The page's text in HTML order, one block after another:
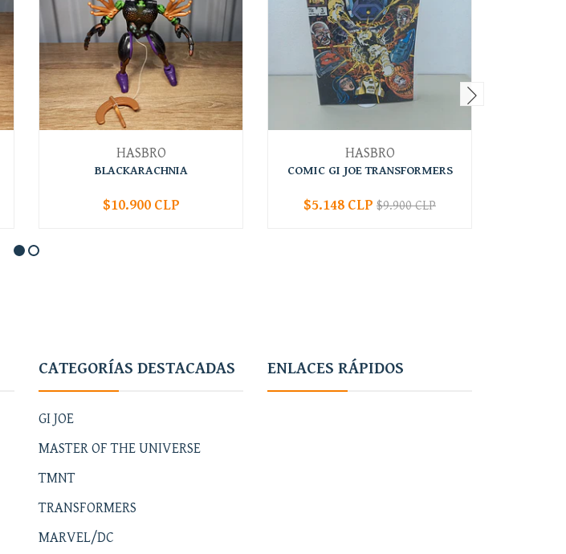
HASBRO
BLACKARACHNIA
+
$10.900 CLP
HASBRO
COMIC GI JOE TRANSFORMERS
+
$5.148 CLP $9.900 CLP
CATEGORÍAS DESTACADAS
GI JOE
MASTER OF THE UNIVERSE
TMNT
TRANSFORMERS
MARVEL/DC
ENLACES RÁPIDOS